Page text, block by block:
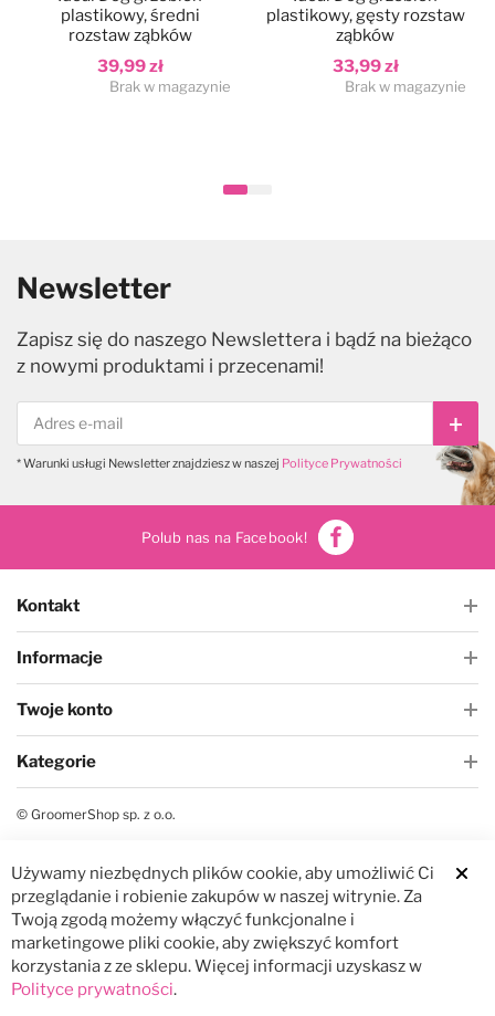
39,99 zł
plastikowy, średni
rozstaw ząbków
Brak w magazynie
33,99 zł
plastikowy, gęsty rozstaw
ząbków
Brak w magazynie
Newsletter
Zapisz się do naszego Newslettera i bądź na bieżąco
z nowymi produktami i przecenami!
* Warunki usługi Newsletter znajdziesz w naszej Polityce Prywatności
Polub nas na Facebook!
Kontakt
Informacje
Twoje konto
Kategorie
© GroomerShop sp. z o.o.
Używamy niezbędnych plików cookie, aby umożliwić Ci
przeglądanie i robienie zakupów w naszej witrynie. Za
Twoją zgodą możemy włączyć funkcjonalne i
marketingowe pliki cookie, aby zwiększyć komfort
korzystania z ze sklepu. Więcej informacji uzyskasz w
Polityce prywatności.